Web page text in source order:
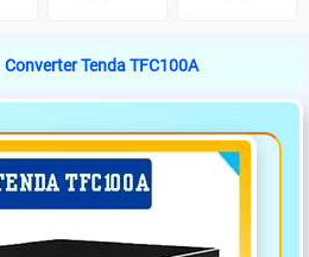
Converter Tenda TFC100A